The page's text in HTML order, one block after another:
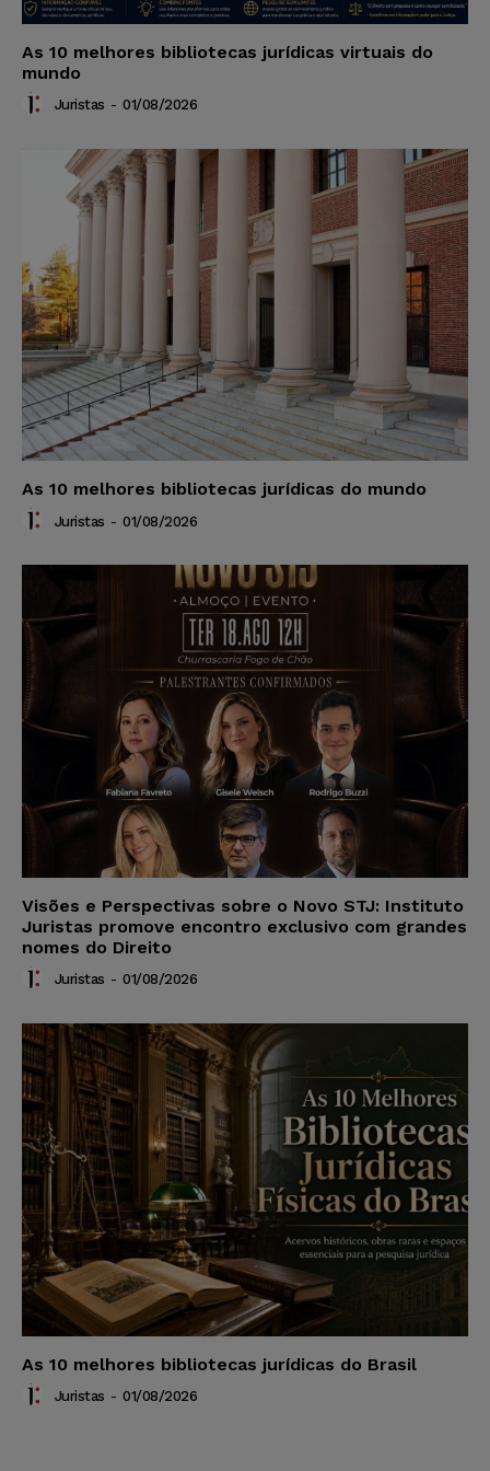
As 10 melhores bibliotecas jurídicas virtuais do
mundo
Juristas - 01/08/2026
As 10 melhores bibliotecas jurídicas do mundo
Juristas - 01/08/2026
Visões e Perspectivas sobre o Novo STJ: Instituto
Juristas promove encontro exclusivo com grandes
nomes do Direito
Juristas - 01/08/2026
As 10 melhores bibliotecas jurídicas do Brasil
Juristas - 01/08/2026